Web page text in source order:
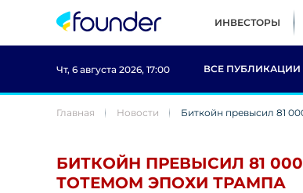
ИНВЕСТОРЫ
Чт, 6 августа 2026, 17:00 ВСЕ ПУБЛИКАЦИИ
Главная Новости Биткойн превысил 81
БИТКОЙН ПРЕВЫСИЛ 81
ТОТЕМОМ ЭПОХИ ТРАМПА